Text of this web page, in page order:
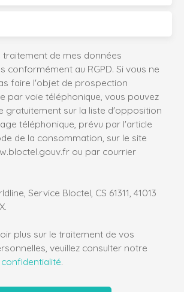
traitement de mes données
conformément au RGPD. Si vous ne
faire l'objet de prospection
par voie téléphonique, vous pouvez
gratuitement sur la liste d'opposition
téléphonique, prévu par l'article
de la consommation, sur le site
ou par courrier
Service Bloctel, CS 61311, 41013
plus sur le traitement de vos
veuillez consulter notre
.